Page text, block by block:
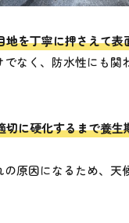
地を丁寧に押さえて表
なく、防水性にも関
切に硬化するまで養生
原因になるため、天